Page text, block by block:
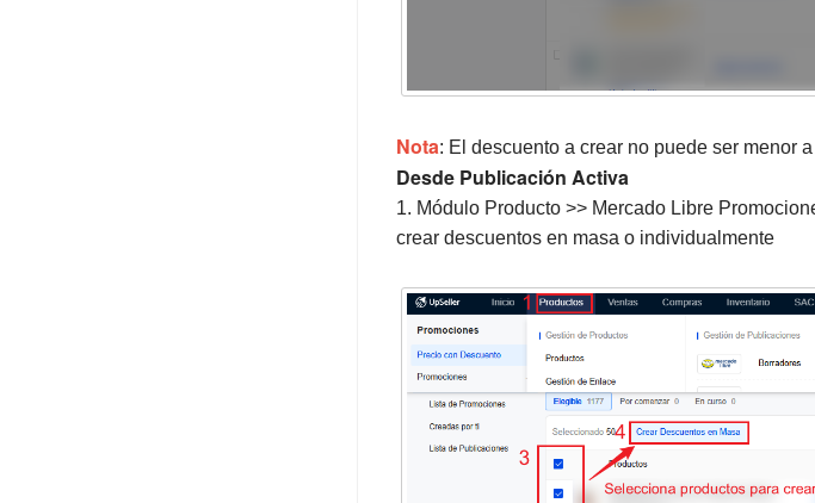
Nota: El descuento a crear no puede ser menor
Desde Publicación Activa
1. Módulo Producto >> Mercado Libre
crear descuentos en masa o individualmente